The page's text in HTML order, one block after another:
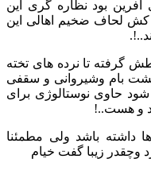
بود نظاره گری این
کش لحاف ضخیم اهالی این
گرفته تا نرده های تخته
و پشت بام وشیروانی و سقفی
حاوی نوستالوژی برای
و هست..!
داشته باشد ولی مطمئنا
وچقدر زیبا گفت خیام